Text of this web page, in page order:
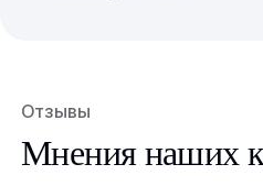
Отзывы
Мнения наших